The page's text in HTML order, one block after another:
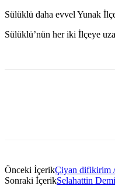
Sülüklü daha evvel Yunak
Sülüklü’nün her iki İlçeye
Önceki İçerikÇiyan difikirim
Sonraki İçerikSelahattin